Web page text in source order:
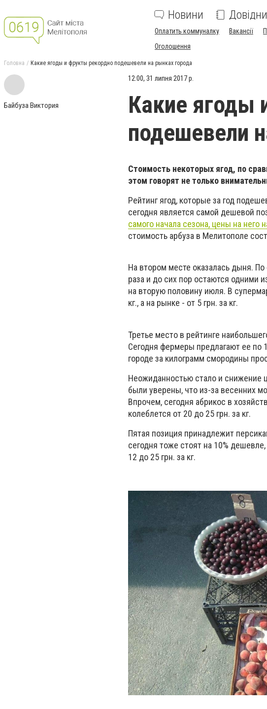
Новини
Оплатить коммуналку Вакансії
Оголошення
Головна Какие ягоды и фрукты рекордно подешевели на рынках города
Байбуза Виктория
12:00, 31 липня 2017 р.
Какие ягоды
подешевели
Стоимость некоторых ягод, по
этом говорят не только
Рейтинг ягод, которые за год
сегодня является самой дешевой
самого начала сезона, цены на
стоимость арбуза в Мелитополе
На втором месте оказалась дыня.
раза и до сих пор остаются одними
на вторую половину июля. В
кг., а на рынке - от 5 грн. за кг.
Третье место в рейтинге
Сегодня фермеры предлагают ее по
городе за килограмм смородины
Неожиданностью стало и снижение
были уверены, что из-за весенних
Впрочем, сегодня абрикос в
колеблется от 20 до 25 грн. за кг.
Пятая позиция принадлежит
сегодня тоже стоят на 10%
12 до 25 грн. за кг.